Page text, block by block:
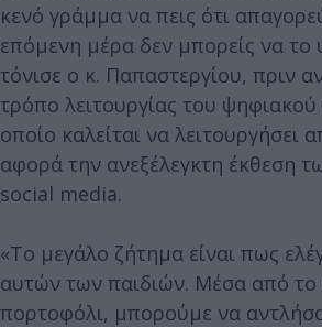
κενό γράμμα να πεις ότι
επόμενη μέρα δεν μπορείς να το
τόνισε ο κ. Παπαστεργίου, πριν
τρόπο λειτουργίας του
οποίο καλείται να λειτουργήσει
αφορά την ανεξέλεγκτη έκθεση
social media.
«Το μεγάλο ζήτημα είναι πως
αυτών των παιδιών. Μέσα από
πορτοφόλι, μπορούμε να